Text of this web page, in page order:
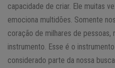
capacidade de criar. Ele muitas
emociona multidões. Somente
coração de milhares de pessoas,
instrumento. Esse é o
considerado parte da nossa